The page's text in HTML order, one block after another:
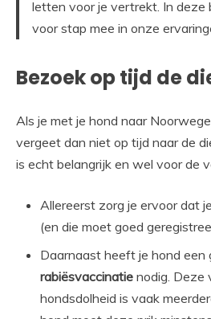
letten voor je vertrekt. In deze
voor stap mee in onze
Bezoek op tijd de
Als je met je hond naar
vergeet dan niet op tijd naar de
is echt belangrijk en wel voor de
Allereerst zorg je ervoor dat
(en die moet goed
Daarnaast heeft je hond een
rabiësvaccinatie nodig. Deze
hondsdolheid is vaak